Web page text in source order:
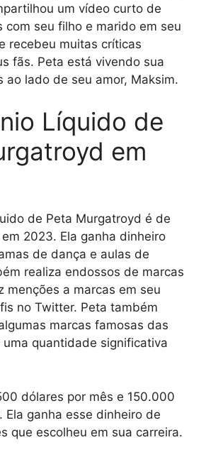
um vídeo curto de
com seu filho e marido em seu
recebeu muitas críticas
fãs. Peta está vivendo sua
ao lado de seu amor, Maksim.
Líquido de
em
de Peta Murgatroyd é de
2023. Ela ganha dinheiro
de dança e aulas de
realiza endossos de marcas
menções a marcas em seu
no Twitter. Peta também
marcas famosas das
uma quantidade significativa
dólares por mês e 150.000
Ela ganha esse dinheiro de
que escolheu em sua carreira.